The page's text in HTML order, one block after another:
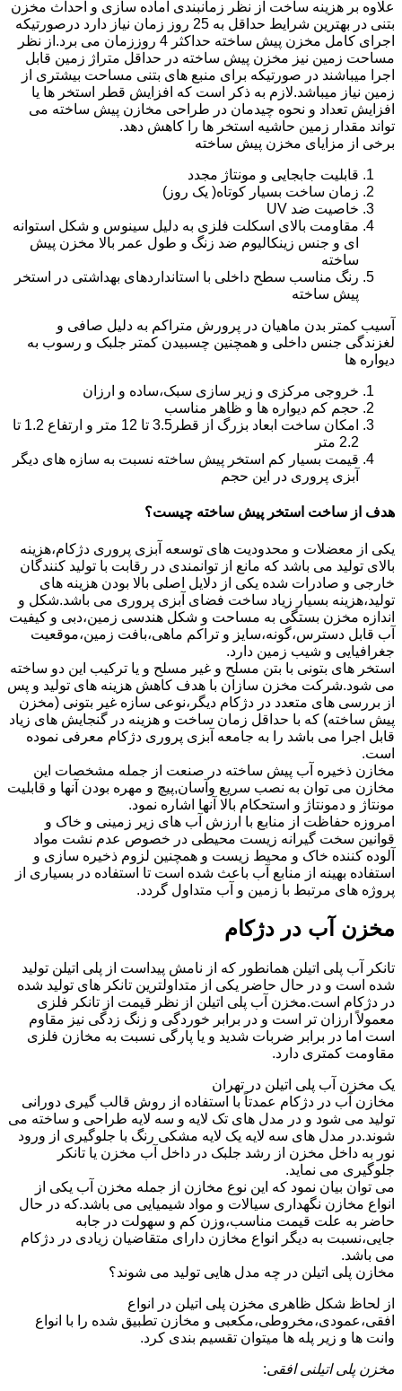
علاوه بر هزینه ساخت از نظر زمانبندی آماده سازی و احداث مخزن
بتنی در بهترین شرایط حداقل به 25 روز زمان نیاز دارد درصورتیکه
اجرای کامل مخزن پیش ساخته حداکثر 4 روززمان می برد.از نظر
مساحت زمین نیز مخزن پیش ساخته در حداقل متراژ زمین قابل
اجرا میباشند در صورتیکه برای منبع های بتنی مساحت بیشتری از
زمین نیاز میباشد.لازم به ذکر است که افزایش قطر استخر ها یا
افزایش تعداد و نحوه چیدمان در طراحی مخازن پیش ساخته می
تواند مقدار زمین حاشیه استخر ها را کاهش دهد.
برخی از مزایای مخزن پیش ساخته
قابلیت جابجایی و مونتاژ مجدد
زمان ساخت بسیار کوتاه( یک روز)
خاصیت ضد UV
مقاومت بالای اسکلت فلزی به دلیل سینوس و شکل استوانه
ای و جنس زینکالیوم ضد زنگ و طول عمر بالا مخزن پیش
ساخته
رنگ مناسب سطح داخلی با استانداردهای بهداشتی در استخر
پیش ساخته
آسیب کمتر بدن ماهیان در پرورش متراکم به دلیل صافی و
لغزندگی جنس داخلی و همچنین چسبیدن کمتر جلبک و رسوب به
دیواره ها
خروجی مرکزی و زیر سازی سبک،ساده و ارزان
حجم کم دیواره ها و ظاهر مناسب
امکان ساخت ابعاد بزرگ از قطر3.5 تا 12 متر و ارتفاع 1.2 تا
2.2 متر
قیمت بسیار کم استخر پیش ساخته نسبت به سازه های دیگر
آبزی پروری در این حجم
هدف از ساخت استخر پیش ساخته چیست؟
یکی از معضلات و محدودیت های توسعه آبزی پروری دژکام،هزینه
بالای تولید می باشد که مانع از توانمندی در رقابت با تولید کنندگان
خارجی و صادرات شده یکی از دلایل اصلی بالا بودن هزینه های
تولید،هزینه بسیار زیاد ساخت فضای آبزی پروری می باشد.شکل و
اندازه مخزن بستگی به مساحت و شکل هندسی زمین،دبی و کیفیت
آب قابل دسترس،گونه،سایز و تراکم ماهی،بافت زمین،موقعیت
جغرافیایی و شیب زمین دارد.
استخر های بتونی با بتن مسلح و غیر مسلح و یا ترکیب این دو ساخته
می شود.شرکت مخزن سازان با هدف کاهش هزینه های تولید و پس
از بررسی های متعدد در دژکام دیگر،نوعی سازه غیر بتونی (مخزن
پیش ساخته) که با حداقل زمان ساخت و هزینه در گنجایش های زیاد
قابل اجرا می باشد را به جامعه آبزی پروری دژکام معرفی نموده
است.
مخازن ذخیره آب پیش ساخته در صنعت از جمله مشخصات این
مخازن می توان به نصب سریع وآسان,پیچ و مهره بودن آنها و قابلیت
مونتاژ و دمونتاژ و استحکام بالا آنها اشاره نمود.
امروزه حفاظت از منابع با ارزش آب های زیر زمینی و خاک و
قوانین سخت گیرانه زیست محیطی در خصوص عدم نشت مواد
آلوده کننده خاک و محیط زیست و همچنین لزوم ذخیره سازی و
استفاده بهینه از منابع آب باعث شده است تا استفاده در بسیاری از
پروژه های مرتبط با زمین و آب متداول گردد.
مخزن آب در دژکام
تانکر آب پلی اتیلن همانطور که از نامش پیداست از پلی اتیلن تولید
شده است و در حال حاضر یکی از متداولترین تانکر های تولید شده
در دژکام است.مخزن آب پلی اتیلن از نظر قیمت از تانکر فلزی
معمولاً ارزان تر است و در برابر خوردگی و زنگ زدگی نیز مقاوم
است اما در برابر ضربات شدید و یا پارگی نسبت به مخازن فلزی
مقاومت کمتری دارد.
یک مخزن آب پلی اتیلن در تهران
مخازن آب در دژکام عمدتاً با استفاده از روش قالب گیری دورانی
تولید می شود و در مدل های تک لایه و سه لایه طراحی و ساخته می
شوند.در مدل های سه لایه یک لایه مشکی رنگ با جلوگیری از ورود
نور به داخل مخزن از رشد جلبک در داخل آب مخزن یا تانکر
جلوگیری می نماید.
می توان بیان نمود که این نوع مخازن از جمله مخزن آب یکی از
انواع مخازن نگهداری سیالات و مواد شیمیایی می باشد.که در حال
حاضر به علت قیمت مناسب،وزن کم و سهولت در جابه
جایی،نسبت به دیگر انواع مخازن دارای متقاضیان زیادی در دژکام
می باشد.
مخازن پلی اتیلن در چه مدل هایی تولید می شوند؟
از لحاظ شکل ظاهری مخزن پلی اتیلن در انواع
افقی،عمودی،مخروطی،مکعبی و مخازن تطبیق شده را با انواع
وانت ها و زیر پله ها میتوان تقسیم بندی کرد.
مخزن پلی اتیلنی افقی: